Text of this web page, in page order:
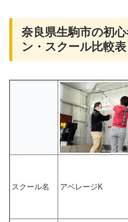
奈良県生駒市の初
ン・スクール比較表
スクール名 アベレージK